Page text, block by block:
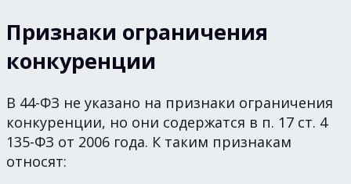
Признаки ограничения
конкуренции
В 44-ФЗ не указано на признаки ограничения
конкуренции, но они содержатся в п. 17 ст. 4
135-ФЗ от 2006 года. К таким признакам
относят: